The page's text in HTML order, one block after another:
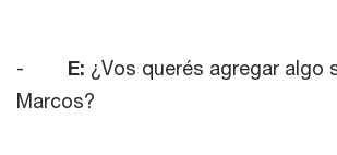
- E: ¿Vos querés agregar algo
Marcos?